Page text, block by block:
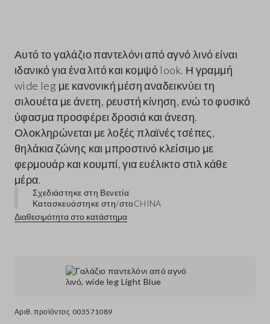
Αριθ. προϊόντος 003571089
Αυτό το γαλάζιο παντελόνι από αγνό λινό είναι
ιδανικό για ένα λιτό και κομψό look. Η γραμμή
wide leg με κανονική μέση αναδεικνύει τη
σιλουέτα με άνετη, ρευστή κίνηση, ενώ το φυσικό
ύφασμα προσφέρει δροσιά και άνεση.
Ολοκληρώνεται με λοξές πλαϊνές τσέπες,
θηλάκια ζώνης και μπροστινό κλείσιμο με
φερμουάρ και κουμπί, για ευέλικτο στιλ κάθε
μέρα.
Σχεδιάστηκε στη Βενετία
Κατασκευάστηκε στη/στοCHINA
Διαθεσιμότητα στο κατάστημα